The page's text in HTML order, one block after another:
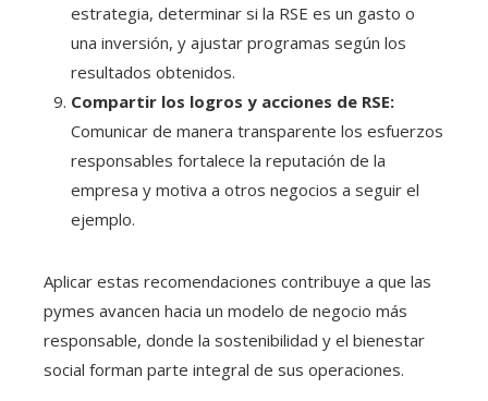
estrategia, determinar si la RSE es un gasto o
una inversión, y ajustar programas según los
resultados obtenidos.
Compartir los logros y acciones de RSE:
Comunicar de manera transparente los esfuerzos
responsables fortalece la reputación de la
empresa y motiva a otros negocios a seguir el
ejemplo.
Aplicar estas recomendaciones contribuye a que las
pymes avancen hacia un modelo de negocio más
responsable, donde la sostenibilidad y el bienestar
social forman parte integral de sus operaciones.